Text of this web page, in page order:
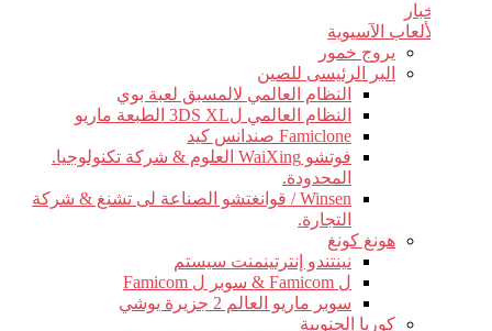
أخبار
الألعاب الآسيوية
يروج خمور
البر الرئيسى للصين
النظام العالمي لالمسبق لعبة بوي
النظام العالمي ل3DS XL الطبعة ماريو
Famiclone صندانس كيد
فوتشو WaiXing العلوم & شركة تكنولوجيا.
المحدودة.
Winsen / قوانغتشو الصناعة لى تشنغ & شركة
التجارة.
هونغ كونغ
نينتندو إنترتينمنت سيستم
ل Famicom & سوبر ل Famicom
سوبر ماريو العالم 2 جزيرة يوشي
كوريا الجنوبية